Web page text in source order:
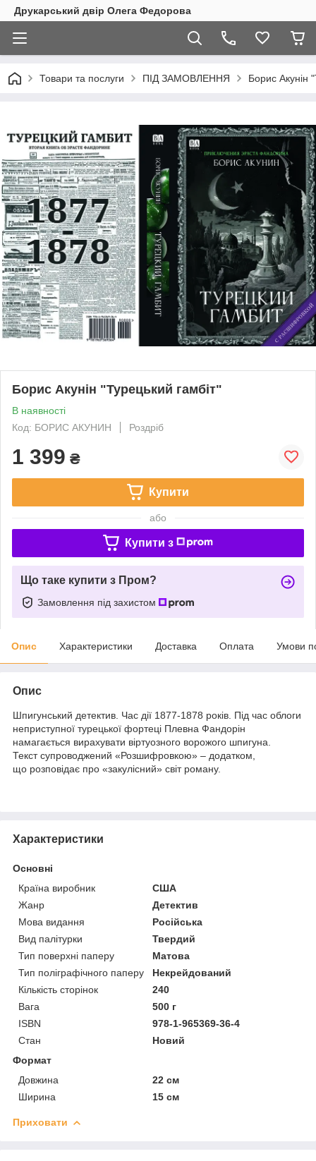
Друкарський двір Олега Федорова
Товари та послуги ПІД ЗАМОВЛЕННЯ Борис Акунін
Борис Акунін "Турецький гамбіт"
В наявності
Код: БОРИС АКУНИН
Роздріб
1 399 ₴
Купити
або
Купити з
Що таке купити з Пром?
Замовлення під захистом
Опис Характеристики Доставка Оплата Умови
Опис
Шпигунський детектив. Час дії 1877-1878 років. Під час облоги
неприступної турецької фортеці Плевна Фандорін
намагається вирахувати віртуозного ворожого шпигуна.
Текст супроводжений «Розшифровкою» – додатком,
що розповідає про «закулісний» світ роману.
Характеристики
Основні
Країна виробник
США
Жанр
Детектив
Мова видання
Російська
Вид палітурки
Твердий
Тип поверхні паперу
Матова
Тип поліграфічного паперу
Некрейдований
Кількість сторінок
240
Вага
500 г
ISBN
978-1-965369-36-4
Стан
Новий
Формат
Довжина
22 см
Ширина
15 см
Приховати